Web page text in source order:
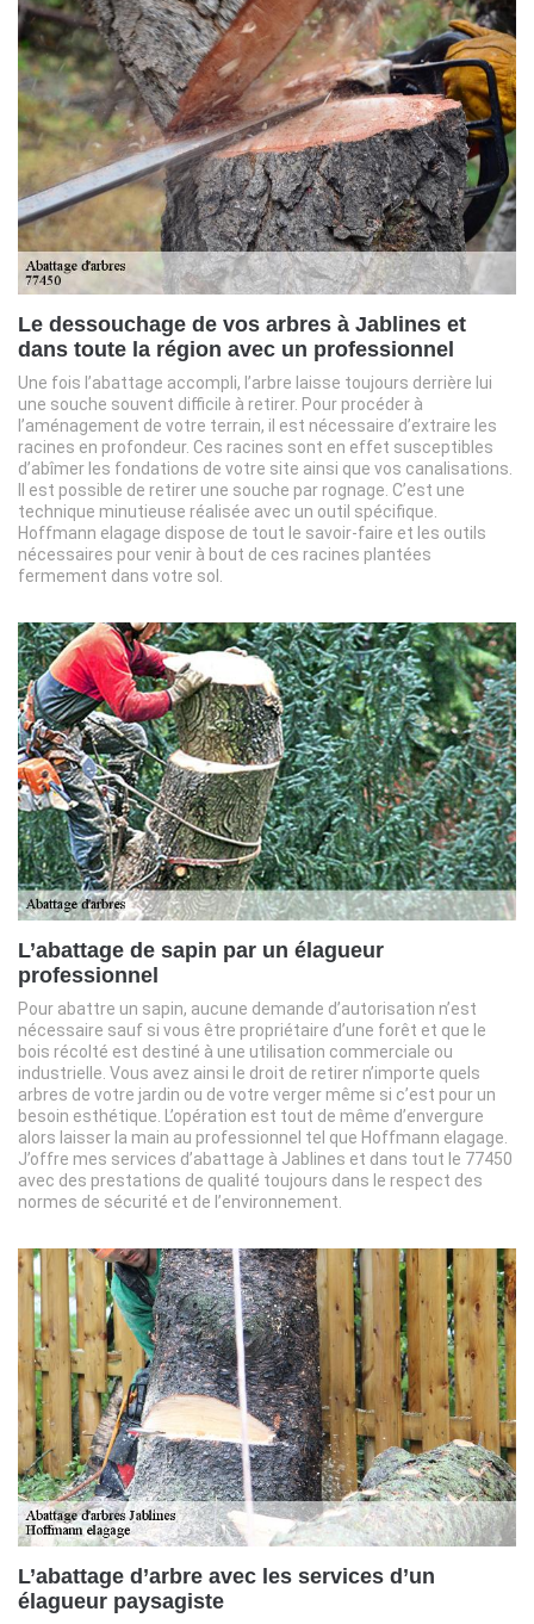
Le dessouchage de vos arbres à Jablines et
dans toute la région avec un professionnel
Une fois l’abattage accompli, l’arbre laisse toujours derrière lui
une souche souvent difficile à retirer. Pour procéder à
l’aménagement de votre terrain, il est nécessaire d’extraire les
racines en profondeur. Ces racines sont en effet susceptibles
d’abîmer les fondations de votre site ainsi que vos canalisations.
Il est possible de retirer une souche par rognage. C’est une
technique minutieuse réalisée avec un outil spécifique.
Hoffmann elagage dispose de tout le savoir-faire et les outils
nécessaires pour venir à bout de ces racines plantées
fermement dans votre sol.
L’abattage de sapin par un élagueur
professionnel
Pour abattre un sapin, aucune demande d’autorisation n’est
nécessaire sauf si vous être propriétaire d’une forêt et que le
bois récolté est destiné à une utilisation commerciale ou
industrielle. Vous avez ainsi le droit de retirer n’importe quels
arbres de votre jardin ou de votre verger même si c’est pour un
besoin esthétique. L’opération est tout de même d’envergure
alors laisser la main au professionnel tel que Hoffmann elagage.
J’offre mes services d’abattage à Jablines et dans tout le 77450
avec des prestations de qualité toujours dans le respect des
normes de sécurité et de l’environnement.
L’abattage d’arbre avec les services d’un
élagueur paysagiste